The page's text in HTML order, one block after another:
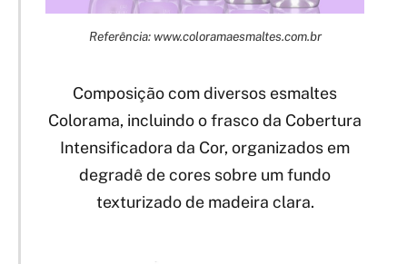
Referência: www.coloramaesmaltes.com.br
Composição com diversos esmaltes
Colorama, incluindo o frasco da Cobertura
Intensificadora da Cor, organizados em
degradê de cores sobre um fundo
texturizado de madeira clara.